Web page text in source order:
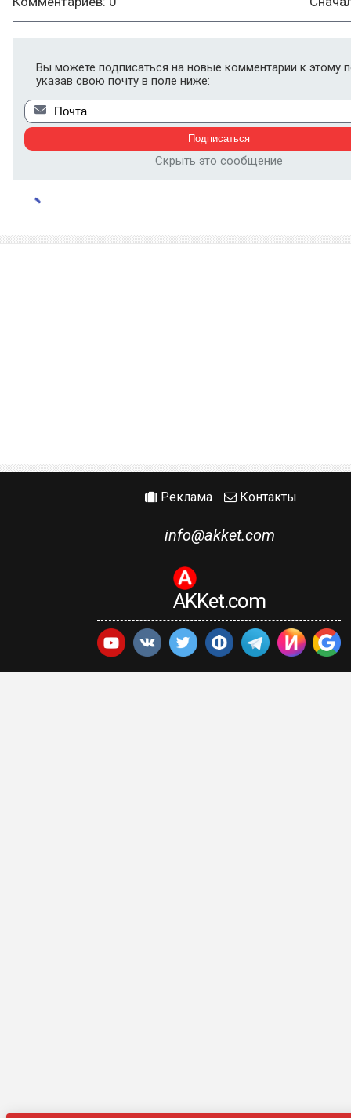
Вы можете подписаться на новые комментарии к этому
указав свою почту в поле ниже:
Скрыть это сообщение
Реклама Контакты
info@akket.com
AKKet.com